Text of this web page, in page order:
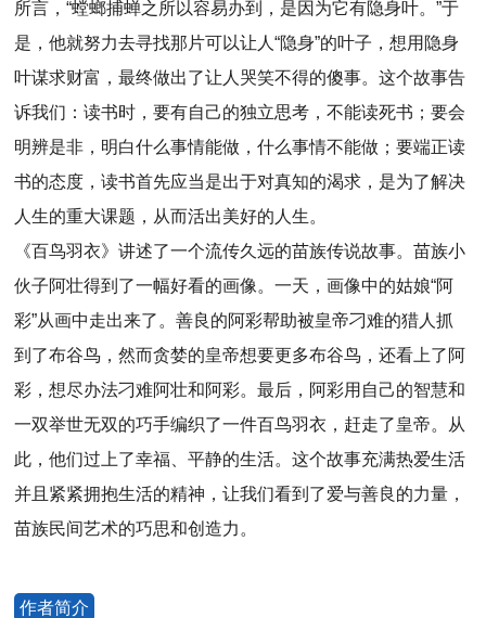
所言，“螳螂捕蝉之所以容易办到，是因为它有隐身叶。”于
是，他就努力去寻找那片可以让人“隐身”的叶子，想用隐身
叶谋求财富，最终做出了让人哭笑不得的傻事。这个故事告
诉我们：读书时，要有自己的独立思考，不能读死书；要会
明辨是非，明白什么事情能做，什么事情不能做；要端正读
书的态度，读书首先应当是出于对真知的渴求，是为了解决
人生的重大课题，从而活出美好的人生。
《百鸟羽衣》讲述了一个流传久远的苗族传说故事。苗族小
伙子阿壮得到了一幅好看的画像。一天，画像中的姑娘“阿
彩”从画中走出来了。善良的阿彩帮助被皇帝刁难的猎人抓
到了布谷鸟，然而贪婪的皇帝想要更多布谷鸟，还看上了阿
彩，想尽办法刁难阿壮和阿彩。最后，阿彩用自己的智慧和
一双举世无双的巧手编织了一件百鸟羽衣，赶走了皇帝。从
此，他们过上了幸福、平静的生活。这个故事充满热爱生活
并且紧紧拥抱生活的精神，让我们看到了爱与善良的力量，
苗族民间艺术的巧思和创造力。
作者简介